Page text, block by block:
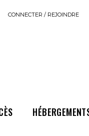
CONNECTER / REJOINDRE